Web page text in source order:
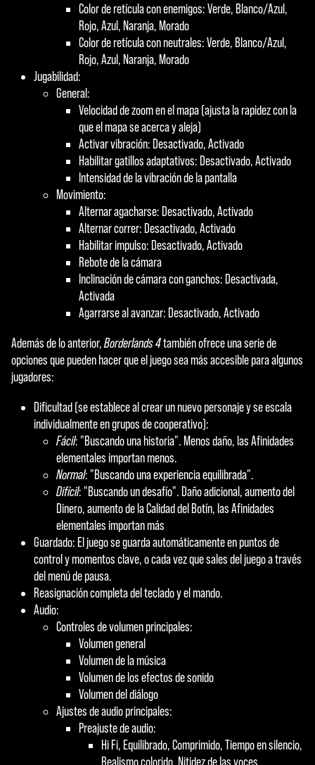
Color de retícula con enemigos: Verde, Blanco/Azul,
Rojo, Azul, Naranja, Morado
Color de retícula con neutrales: Verde, Blanco/Azul,
Rojo, Azul, Naranja, Morado
Jugabilidad:
General:
Velocidad de zoom en el mapa (ajusta la rapidez con la
que el mapa se acerca y aleja)
Activar vibración: Desactivado, Activado
Habilitar gatillos adaptativos: Desactivado, Activado
Intensidad de la vibración de la pantalla
Movimiento:
Alternar agacharse: Desactivado, Activado
Alternar correr: Desactivado, Activado
Habilitar impulso: Desactivado, Activado
Rebote de la cámara
Inclinación de cámara con ganchos: Desactivada,
Activada
Agarrarse al avanzar: Desactivado, Activado
Además de lo anterior,Borderlands 4también ofrece una serie de
opciones que pueden hacer que el juego sea más accesible para algunos
jugadores:
Dificultad (se establece al crear un nuevo personaje y se escala
individualmente en grupos de cooperativo):
Fácil: "Buscando una historia". Menos daño, las Afinidades
elementales importan menos.
Normal: "Buscando una experiencia equilibrada".
Difícil: "Buscando un desafío". Daño adicional, aumento del
Dinero, aumento de la Calidad del Botín, las Afinidades
elementales importan más
Guardado: El juego se guarda automáticamente en puntos de
control y momentos clave, o cada vez que sales del juego a través
del menú de pausa.
Reasignación completa del teclado y el mando.
Audio:
Controles de volumen principales:
Volumen general
Volumen de la música
Volumen de los efectos de sonido
Volumen del diálogo
Ajustes de audio principales:
Preajuste de audio:
Hi Fi, Equilibrado, Comprimido, Tiempo en silencio,
Realismo colorido, Nitidez de las voces